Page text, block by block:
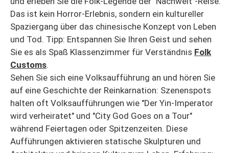
Das ist kein Horror-Erlebnis, sondern ein kultureller
Spaziergang über das chinesische Konzept von Leben
und Tod. Tipp: Entspannen Sie Ihren Geist und sehen
Sie es als Spaß Klassenzimmer für Verständnis Folk
Customs.
Sehen Sie sich eine Volksaufführung an und hören Sie
auf eine Geschichte der Reinkarnation: Szenenspots
halten oft Volksaufführungen wie "Der Yin-Imperator
wird verheiratet" und "City God Goes on a Tour"
während Feiertagen oder Spitzenzeiten. Diese
Aufführungen aktivieren statische Skulpturen und